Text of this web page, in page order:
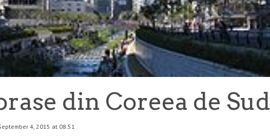
din Coreea de Sud
4, 2015 at 08:51